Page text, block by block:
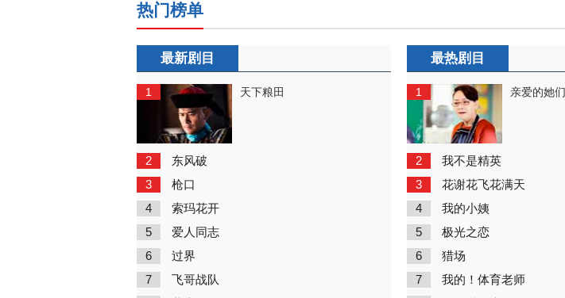
热门榜单
最新剧目
1 天下粮田
2 东风破
3 枪口
4 索玛花开
5 爱人同志
6 过界
7 飞哥战队
最热剧目
1 亲爱的她们
2 我不是精英
3 花谢花飞花满天
4 我的小姨
5 极光之恋
6 猎场
7 我的！体育老师